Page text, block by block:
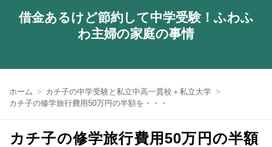
借金あるけど節約して中学受験！ふわふ
わ主婦の家庭の事情
ホーム
カチ子の中学受験と私立中高一貫校＋私立大学
カチ子の修学旅行費用50万円の半額を・・・
カチ子の修学旅行費用50万円の半額